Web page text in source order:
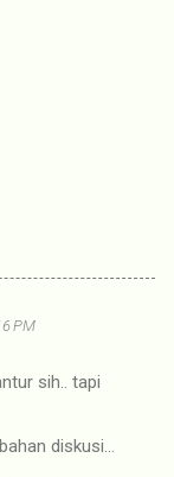
PM
sih.. tapi
diskusi...